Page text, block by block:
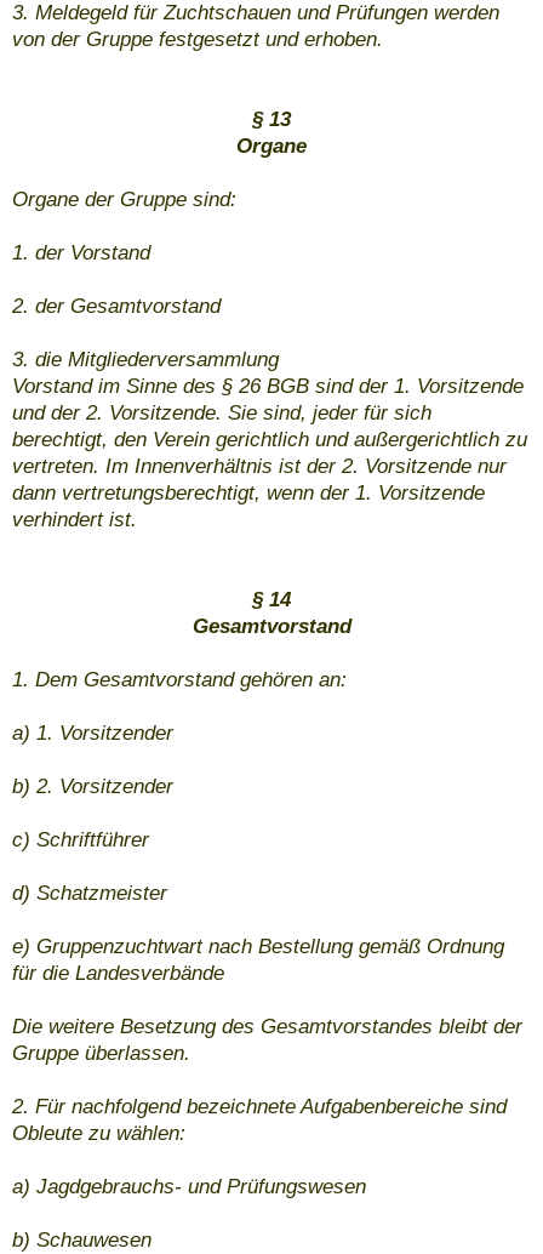
3. Meldegeld für Zuchtschauen und Prüfungen werden
von der Gruppe festgesetzt und erhoben.
§ 13
Organe
Organe der Gruppe sind:
1. der Vorstand
2. der Gesamtvorstand
3. die Mitgliederversammlung
Vorstand im Sinne des § 26 BGB sind der 1. Vorsitzende
und der 2. Vorsitzende. Sie sind, jeder für sich
berechtigt, den Verein gerichtlich und außergerichtlich zu
vertreten. Im Innenverhältnis ist der 2. Vorsitzende nur
dann vertretungsberechtigt, wenn der 1. Vorsitzende
verhindert ist.
§ 14
Gesamtvorstand
1. Dem Gesamtvorstand gehören an:
a) 1. Vorsitzender
b) 2. Vorsitzender
c) Schriftführer
d) Schatzmeister
e) Gruppenzuchtwart nach Bestellung gemäß Ordnung
für die Landesverbände
Die weitere Besetzung des Gesamtvorstandes bleibt der
Gruppe überlassen.
2. Für nachfolgend bezeichnete Aufgabenbereiche sind
Obleute zu wählen:
a) Jagdgebrauchs- und Prüfungswesen
b) Schauwesen